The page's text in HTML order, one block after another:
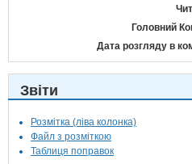
Головний
Дата розгляду в
Звіти
Розмітка (ліва колонка)
Файл з розміткою
Таблиця поправок